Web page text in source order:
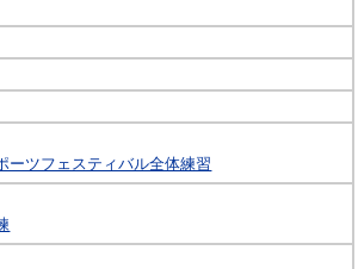
ーツフェスティバル全体練習